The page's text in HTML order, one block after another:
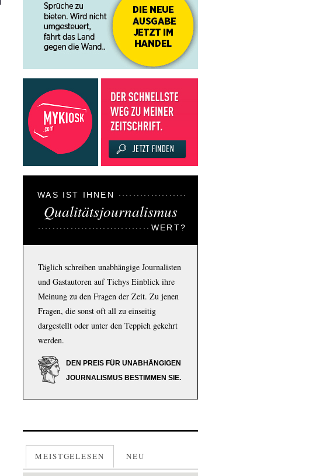
WAS IST IHNEN
Qualitätsjournalismus
WERT?
Täglich schreiben unabhängige Journalisten
und Gastautoren auf Tichys Einblick ihre
Meinung zu den Fragen der Zeit. Zu jenen
Fragen, die sonst oft all zu einseitig
dargestellt oder unter den Teppich gekehrt
werden.
DEN PREIS FÜR UNABHÄNGIGEN
JOURNALISMUS BESTIMMEN SIE.
MEISTGELESEN NEU